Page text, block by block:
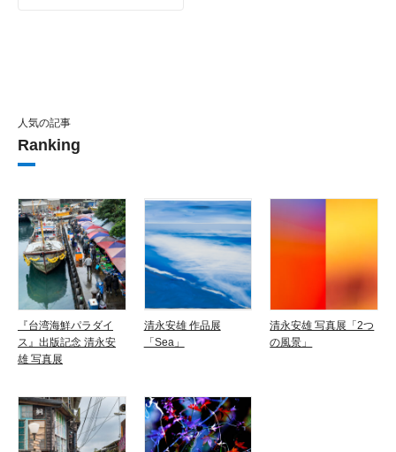
人気の記事
Ranking
『台湾海鮮パラダイ
ス』出版記念 清永安
雄 写真展
清永安雄 作品展
「Sea」
清永安雄 写真展「2つ
の風景」